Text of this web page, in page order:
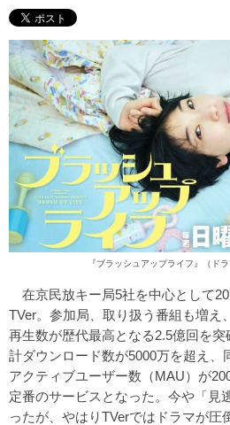
『ブラッシュアップライフ』（ ド
在京民放キー局5社を中心として
TVer。参加局、取り扱う番組も増え
再生数が歴代最高となる2.5億回を
計ダウンロード数が5000万を超え、
アクティブユーザー数（MAU）が
定番のサービスとなった。今や「見
ったが、やはりTVerではドラマが圧